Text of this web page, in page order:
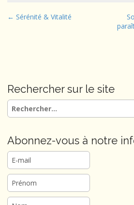
P
v
i
g
t
i
o
n
← Sérénité & Vitalité
Rechercher sur le site
Rechercher :
Abonnez-vous à notre